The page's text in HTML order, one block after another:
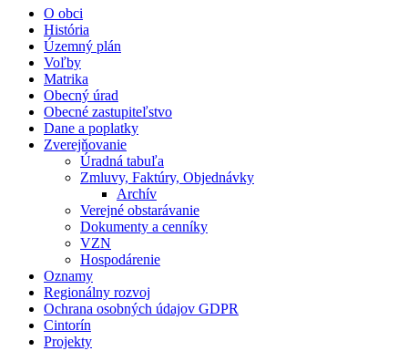
O obci
História
Územný plán
Voľby
Matrika
Obecný úrad
Obecné zastupiteľstvo
Dane a poplatky
Zverejňovanie
Úradná tabuľa
Zmluvy, Faktúry, Objednávky
Archív
Verejné obstarávanie
Dokumenty a cenníky
VZN
Hospodárenie
Oznamy
Regionálny rozvoj
Ochrana osobných údajov GDPR
Cintorín
Projekty